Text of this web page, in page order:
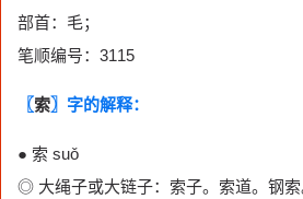
部首：毛；
笔顺编号：3115
〖索〗字的解释：
● 索 suǒ
◎ 大绳子或大链子：索子。索道。钢索